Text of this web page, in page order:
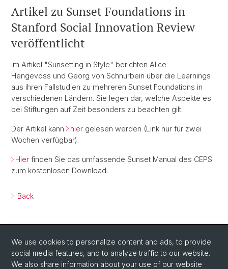
Artikel zu Sunset Foundations in
Stanford Social Innovation Review
veröffentlicht
Im Artikel "Sunsetting in Style" berichten Alice
Hengevoss und Georg von Schnurbein über die Learnings
aus ihren Fallstudien zu mehreren Sunset Foundations in
verschiedenen Ländern. Sie legen dar, welche Aspekte es
bei Stiftungen auf Zeit besonders zu beachten gilt.
Der Artikel kann hier gelesen werden (Link nur für zwei
Wochen verfügbar).
Hier finden Sie das umfassende Sunset Manual des CEPS
zum kostenlosen Download.
Back
We use cookies to personalize content and ads, to provide
social media features, and to analyze traffic to our website.
We also share information about your use of our website